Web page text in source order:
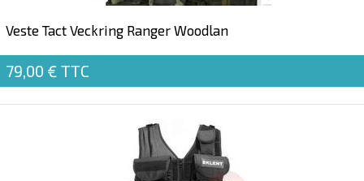
Veste Tact Veckring Ranger Woodlan
79,00 € TTC